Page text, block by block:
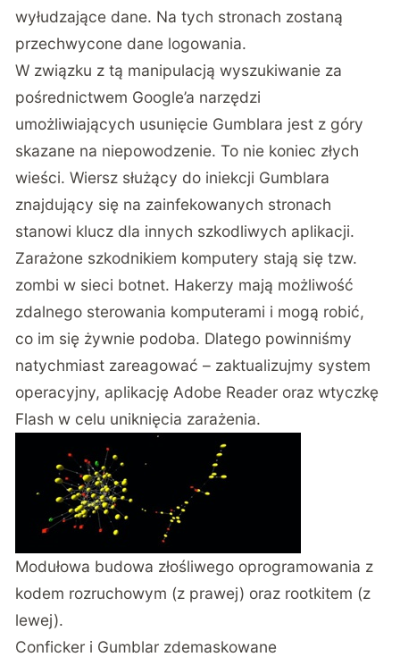
wyłudzające dane. Na tych stronach zostaną
przechwycone dane logowania.
W związku z tą manipulacją wyszukiwanie za
pośrednictwem Google’a narzędzi
umożliwiających usunięcie Gumblara jest z góry
skazane na niepowodzenie. To nie koniec złych
wieści. Wiersz służący do iniekcji Gumblara
znajdujący się na zainfekowanych stronach
stanowi klucz dla innych szkodliwych aplikacji.
Zarażone szkodnikiem komputery stają się tzw.
zombi w sieci botnet. Hakerzy mają możliwość
zdalnego sterowania komputerami i mogą robić,
co im się żywnie podoba. Dlatego powinniśmy
natychmiast zareagować – zaktualizujmy system
operacyjny, aplikację Adobe Reader oraz wtyczkę
Flash w celu uniknięcia zarażenia.
Modułowa budowa złośliwego oprogramowania z
kodem rozruchowym (z prawej) oraz rootkitem (z
lewej).
Conficker i Gumblar zdemaskowane